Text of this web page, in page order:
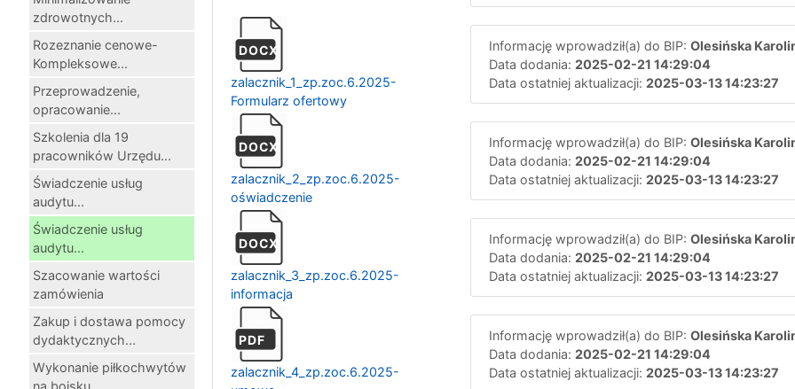
zdrowotnych...
Rozeznanie cenowe-
Kompleksowe...
Przeprowadzenie,
opracowanie...
Szkolenia dla 19
pracowników Urzędu...
Świadczenie usług
audytu...
Świadczenie usług
audytu...
Szacowanie wartości
zamówienia
Zakup i dostawa pomocy
dydaktycznych...
Wykonanie piłkochwytów
na boisku...
DOCX
zalacznik_1_zp.zoc.6.2025-
Formularz ofertowy
Informację wprowadził(a) do BIP: Olesińska
Data dodania: 2025-02-21 14:29:04
Data ostatniej aktualizacji: 2025-03-13 14:23:27
DOCX
zalacznik_2_zp.zoc.6.2025-
oświadczenie
Informację wprowadził(a) do BIP: Olesińska
Data dodania: 2025-02-21 14:29:04
Data ostatniej aktualizacji: 2025-03-13 14:23:27
DOCX
zalacznik_3_zp.zoc.6.2025-
informacja
Informację wprowadził(a) do BIP: Olesińska
Data dodania: 2025-02-21 14:29:04
Data ostatniej aktualizacji: 2025-03-13 14:23:27
PDF
zalacznik_4_zp.zoc.6.2025-
Informację wprowadził(a) do BIP: Olesińska
Data dodania: 2025-02-21 14:29:04
Data ostatniej aktualizacji: 2025-03-13 14:23:27